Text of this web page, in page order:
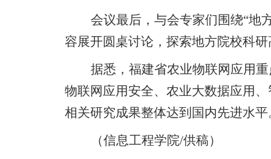
会议最后，与会专家们围绕“地
容展开圆桌讨论，探索地方院校科
据悉，福建省农业物联网应用
物联网应用安全、农业大数据应用
相关研究成果整体达到国内先进水平
（信息工程学院/供稿）